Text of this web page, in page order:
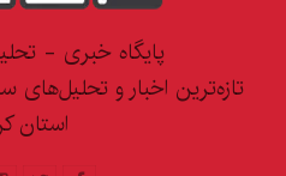
پایگاه خبری - تحلیلی
تازه‌ترین اخبار و تحلیل‌های
استان کرمان